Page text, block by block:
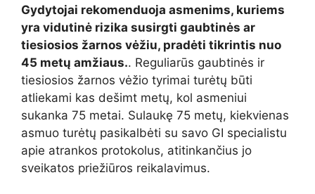
Gydytojai rekomenduoja asmenims, kuriems
yra vidutinė rizika susirgti gaubtinės ar
tiesiosios žarnos vėžiu, pradėti tikrintis nuo
45 metų amžiaus.. Reguliarūs gaubtinės ir
tiesiosios žarnos vėžio tyrimai turėtų būti
atliekami kas dešimt metų, kol asmeniui
sukanka 75 metai. Sulaukę 75 metų, kiekvienas
asmuo turėtų pasikalbėti su savo GI specialistu
apie atrankos protokolus, atitinkančius jo
sveikatos priežiūros reikalavimus.